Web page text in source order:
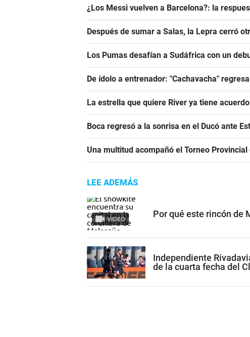
¿Los Messi vuelven a Barcelona?: la
Después de sumar a Salas, la Lepra cerró
Los Pumas desafían a Sudáfrica con un
De ídolo a entrenador: "Cachavacha"
La estrella que quiere River ya tiene
Boca regresó a la sonrisa en el Ducó ante
Una multitud acompañó el Torneo
LEE ADEMÁS
VIDEO Por qué este rincón de
Independiente
de la cuarta fecha del